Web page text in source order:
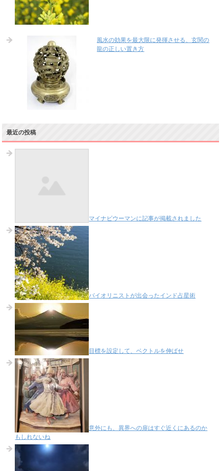
風水の効果を最大限に発揮させる、玄関の
龍の正しい置き方
最近の投稿
マイナビウーマンに記事が掲載されました
バイオリニストが出会ったインド占星術
目標を設定して、ベクトルを伸ばせ
意外にも、異界への扉はすぐ近くにあるのか
もしれないね